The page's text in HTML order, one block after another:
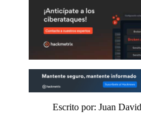
Escrito por: Juan